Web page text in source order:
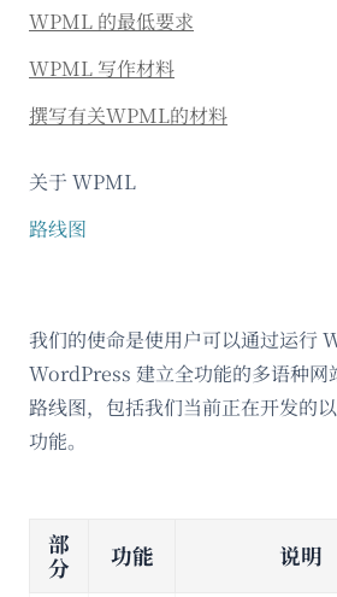
我们的使命是使用户可以通过运行
WordPress 建立全功能的多语种网
路线图，包括我们当前正在开发的
功能。
部
分
功能 说明
WPML 的最低要求
WPML 写作材料
撰写有关WPML的材料
关于 WPML
路线图